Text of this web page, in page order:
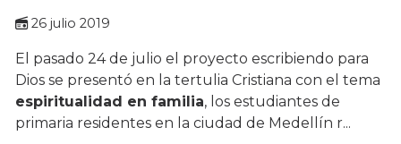
26 julio 2019
El pasado 24 de julio el proyecto escribiendo para
Dios se presentó en la tertulia Cristiana con el tema
espiritualidad en familia, los estudiantes de
primaria residentes en la ciudad de Medellín r...